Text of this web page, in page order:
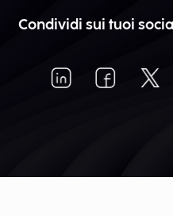
Condividi sui tuoi